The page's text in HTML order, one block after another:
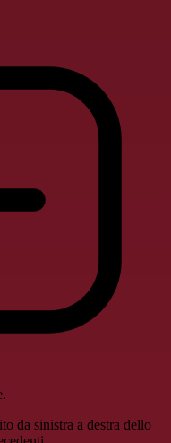
da sinistra a destra dello